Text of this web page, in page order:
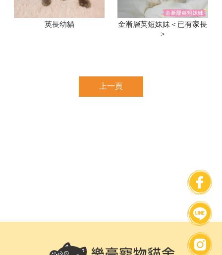
英長幼貓
金漸層英短妹妹＜已有家長
＞
上一頁